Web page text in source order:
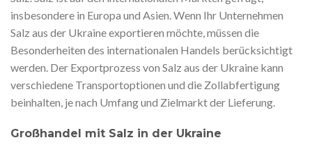
insbesondere in Europa und Asien. Wenn Ihr Unternehmen
Salz aus der Ukraine exportieren möchte, müssen die
Besonderheiten des internationalen Handels berücksichtigt
werden. Der Exportprozess von Salz aus der Ukraine kann
verschiedene Transportoptionen und die Zollabfertigung
beinhalten, je nach Umfang und Zielmarkt der Lieferung.
Großhandel mit Salz in der Ukraine